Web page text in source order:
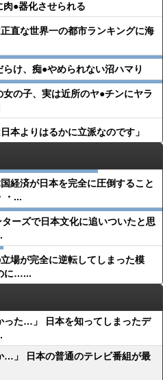
●︎器化させられる
直な世界一の都市ランキングに海
け、痴●︎やめられない沼ハマり
女の子、実は近所のヤ●︎チンにヤラ
本よりはるかに立派なのです」
経済が日本を完全に圧倒すること
・...
ーズで日本文化に追いついたと思
場が完全に逆転してしまった模
に…...
った…」 日本を知ってしまったデ
…」 日本の普通のテレビ番組が最